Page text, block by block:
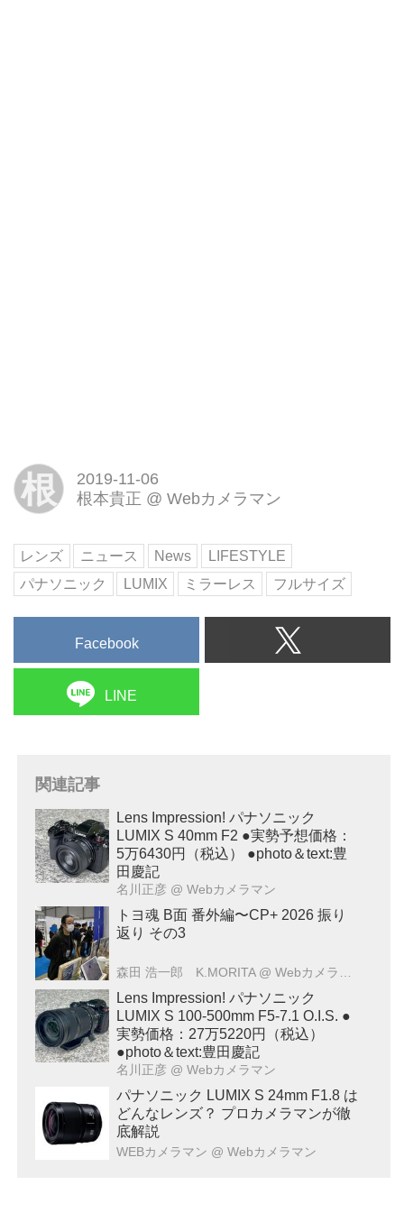
根
2019-11-06
根本貴正 @ Webカメラマン
レンズ ニュース News
LIFESTYLE
パナソニック
LUMIX ミラーレス フルサイズ
Facebook
LINE
関連記事
Lens Impression! パナソニック
LUMIX S 40mm F2 ●実勢予想価格：
5万6430円（税込） ●photo＆text:豊
田慶記
名川正彦 @ Webカメラマン
トヨ魂 B面 番外編〜CP+ 2026 振り
返り その3
森田 浩一郎 K.MORITA @ Webカメラマン
Lens Impression! パナソニック
LUMIX S 100-500mm F5-7.1 O.I.S. ●
実勢価格：27万5220円（税込）
●photo＆text:豊田慶記
名川正彦 @ Webカメラマン
パナソニック LUMIX S 24mm F1.8 は
どんなレンズ？ プロカメラマンが徹
底解説
WEBカメラマン @ Webカメラマン